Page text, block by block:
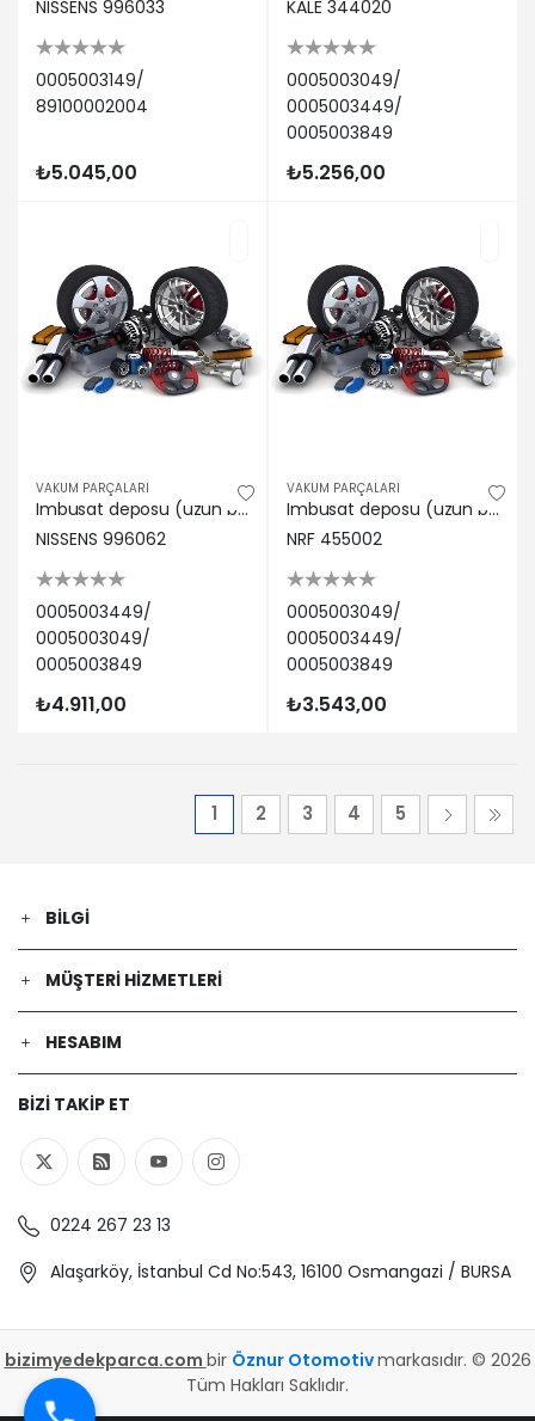
NISSENS 996033
0005003149/
89100002004
₺5.045,00
KALE 344020
0005003049/
0005003449/
0005003849
₺5.256,00
VAKUM PARÇALARI
Imbusat deposu (uzun bogaz) mercedes benz actros 96>02 actros mp2 / mp3 03> Nıssens 0005003449/ 0005003049/ 0005003849
NISSENS 996062
0005003449/
0005003049/
0005003849
₺4.911,00
VAKUM PARÇALARI
Imbusat deposu (uzun bogaz) sıyah m-benz actros 96>02 actros mp2 / mp3 03> 0005003049/ 0005003449/ 0005003849
NRF 455002
0005003049/
0005003449/
0005003849
₺3.543,00
1 2 3 4 5
BILGI
MÜŞTERI HIZMETLERI
HESABIM
BIZI TAKIP ET
0224 267 23 13
Alaşarköy, İstanbul Cd No:543, 16100 Osmangazi / BURSA
bizimyedekparca.com bir Öznur Otomotivmarkasıdır. © 2026
Tüm Hakları Saklıdır.